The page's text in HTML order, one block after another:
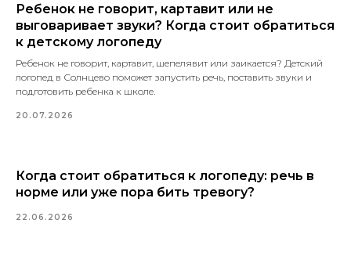
Ребенок не говорит, картавит или не
выговаривает звуки? Когда стоит обратиться
к детскому логопеду
Ребенок не говорит, картавит, шепелявит или заикается? Детский
логопед в Солнцево поможет запустить речь, поставить звуки и
подготовить ребенка к школе.
20.07.2026
Когда стоит обратиться к логопеду: речь в
норме или уже пора бить тревогу?
22.06.2026